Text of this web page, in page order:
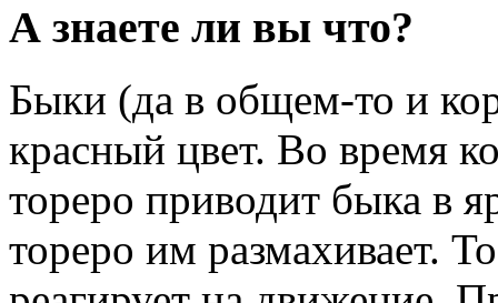
А знаете ли вы что?
Быки (да в общем-то и
красный цвет. Во время
тореро приводит быка в
тореро им размахивает.